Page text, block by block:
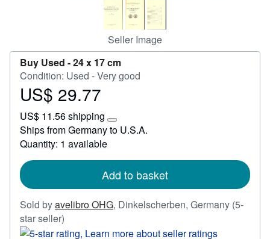
Seller Image
Buy Used -24 x 17 cm
Condition: Used - Very good
Price
29.77
US$ 29.77
US$ 11.56 shipping
Learn
more
rates
Ships from Germany to U.S.A.
Quantity: 1 available
Add to basket
Sold byavelibro OHG, Dinkelscherben, Germany (5-
star seller)
rating